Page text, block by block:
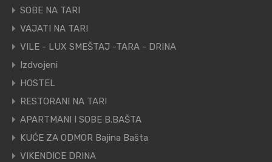
SOBE NA TARI
VAJATI NA TARI
VILE - LUX SMEŠTAJ -TARA - DRINA
Izdvojeni
HOSTEL
RESTORANI NA TARI
APARTMANI I SOBE B.BAŠTA
KUĆE ZA ODMOR Bajina Bašta
VIKENDICE DRINA